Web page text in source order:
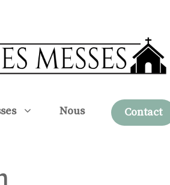
Nous Contact